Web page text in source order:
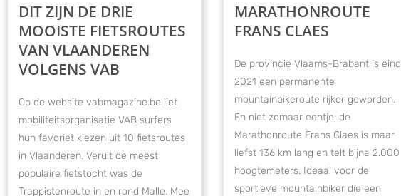
DIT ZIJN DE DRIE
MOOISTE FIETSROUTES
VAN VLAANDEREN
VOLGENS VAB
Op de website vabmagazine.be liet
mobiliteitsorganisatie VAB surfers
hun favoriet kiezen uit 10 fietsroutes
in Vlaanderen. Veruit de meest
populaire fietstocht was de
Trappistenroute in en rond Malle. Mee
MARATHONROUTE
FRANS CLAES
De provincie Vlaams-Brabant is eind
2021 een permanente
mountainbikeroute rijker geworden.
En niet zomaar eentje: de
Marathonroute Frans Claes is maar
liefst 136 km lang en telt bijna 2.000
hoogtemeters. Ideaal voor de
sportieve mountainbiker die een